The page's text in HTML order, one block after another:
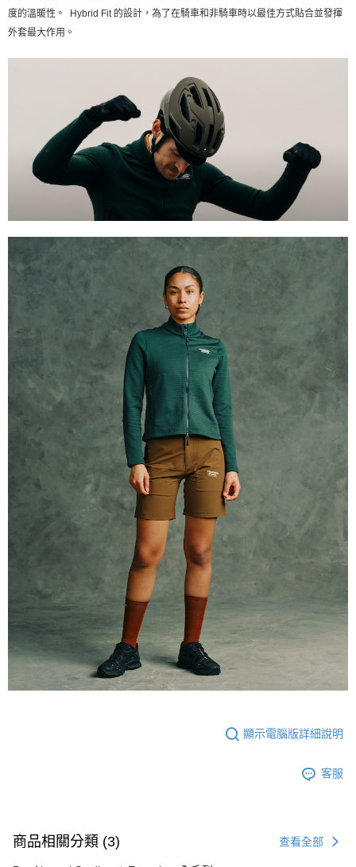
度的溫暖性。 Hybrid Fit 的設計，為了在騎車和非騎車時以最佳方式貼合並發揮
外套最大作用。
顯示電腦版詳細說明
客服
商品相關分類 (3) 查看全部